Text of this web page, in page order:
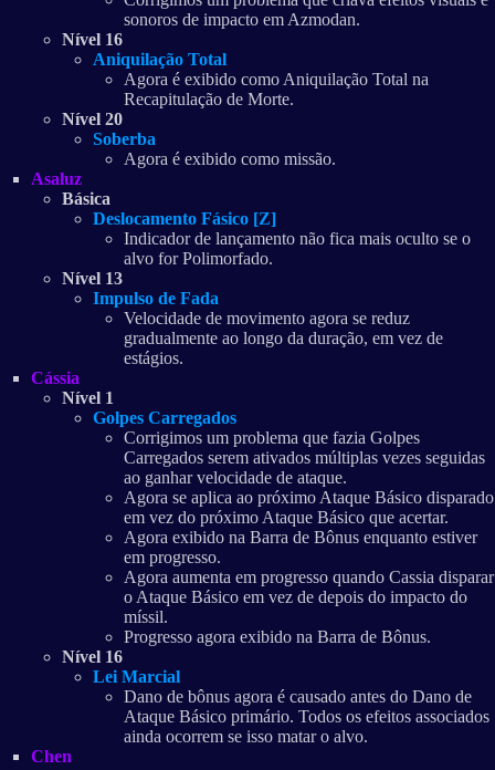
sonoros de impacto em Azmodan.
Nível 16
Aniquilação Total
Agora é exibido como Aniquilação Total na
Recapitulação de Morte.
Nível 20
Soberba
Agora é exibido como missão.
Asaluz
Básica
Deslocamento Fásico [Z]
Indicador de lançamento não fica mais oculto se o
alvo for Polimorfado.
Nível 13
Impulso de Fada
Velocidade de movimento agora se reduz
gradualmente ao longo da duração, em vez de
estágios.
Cássia
Nível 1
Golpes Carregados
Corrigimos um problema que fazia Golpes
Carregados serem ativados múltiplas vezes seguidas
ao ganhar velocidade de ataque.
Agora se aplica ao próximo Ataque Básico disparado
em vez do próximo Ataque Básico que acertar.
Agora exibido na Barra de Bônus enquanto estiver
em progresso.
Agora aumenta em progresso quando Cassia disparar
o Ataque Básico em vez de depois do impacto do
míssil.
Progresso agora exibido na Barra de Bônus.
Nível 16
Lei Marcial
Dano de bônus agora é causado antes do Dano de
Ataque Básico primário. Todos os efeitos associados
ainda ocorrem se isso matar o alvo.
Chen